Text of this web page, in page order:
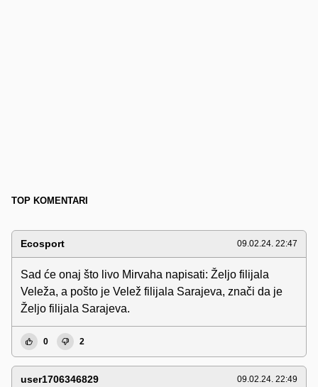
TOP KOMENTARI
Ecosport 09.02.24. 22:47
Sad će onaj što livo Mirvaha napisati: Željo filijala
Veleža, a pošto je Velež filijala Sarajeva, znači da je
Željo filijala Sarajeva.
0 2
user1706346829 09.02.24. 22:49